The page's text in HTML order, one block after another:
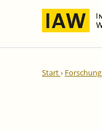
Start Forschung